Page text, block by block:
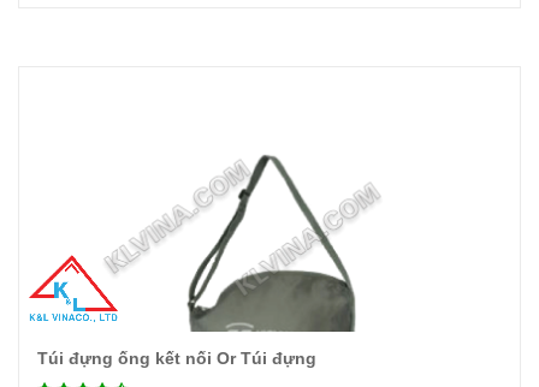
Chi tiết
Túi đựng ống kết nối Or Túi đựng